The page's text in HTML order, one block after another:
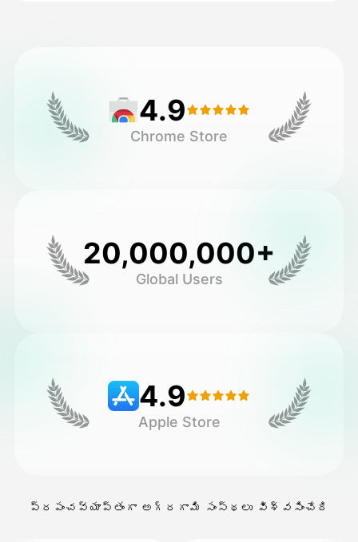
4.9
Chrome Store
20,000,000+
Global Users
4.9
Apple Store
ప్రపంచవ్యాప్తంగా అగ్రగామి సంస్థలు విశ్వసించేది